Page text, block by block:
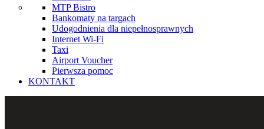
MTP Bistro
Bankomaty na targach
Udogodnienia dla niepełnosprawnych
Internet Wi-Fi
Taxi
Airport Voucher
Pierwsza pomoc
KONTAKT